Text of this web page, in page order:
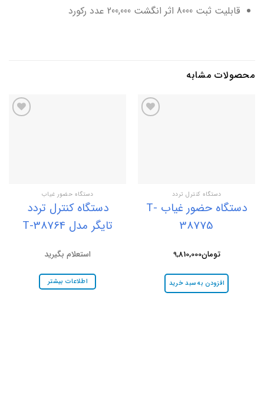
قابليت ثبت 8000 اثر انگشت 200,000 عدد ركورد
محصولات مشابه
دستگاه کنترل تردد
دستگاه حضور غیاب T-
38775
تومان9,810,000
افزودن به سبد خرید
دستگاه حضور غیاب
دستگاه کنترل تردد
تایگر مدل T-38764
استعلام بگیرید
اطلاعات بیشتر